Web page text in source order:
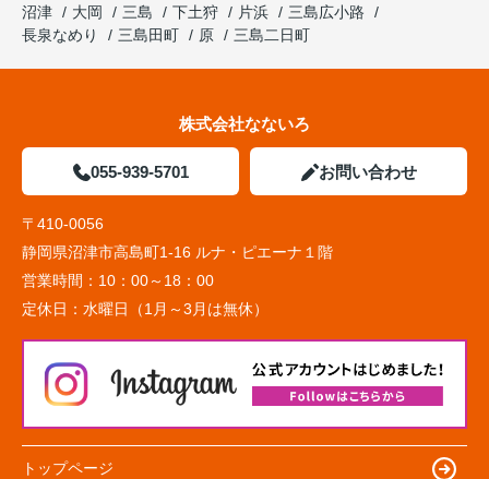
沼津
大岡 三島 下土狩 片浜
三島広小路
長泉なめり
三島田町 原 三島二日町
株式会社なないろ
055-939-5701 お問い合わせ
〒410-0056
静岡県沼津市高島町1-16 ルナ・ピエーナ１階
営業時間： 10：00～18：00
定休日： 水曜日（1月～3月は無休）
トップページ